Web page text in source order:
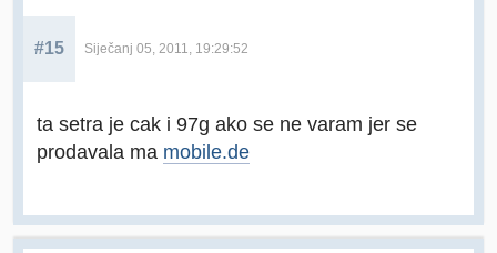
#15 Siječanj 05, 2011, 19:29:52
ta setra je cak i 97g ako se ne varam jer se
prodavala ma mobile.de